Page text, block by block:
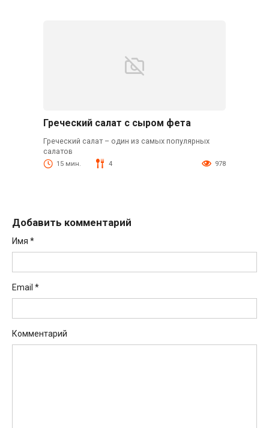
Греческий салат с сыром фета
Греческий салат – один из самых популярных
салатов
15 мин. 4 978
Добавить комментарий
Имя *
Email *
Комментарий